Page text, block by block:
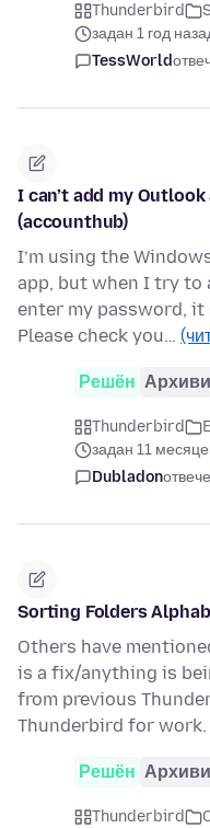
Thunderbird
задан 1 год
TessWorld
I can’t add my
(accounthub)
I’m using the
app, but when I try to
enter my password,
Please check you…
Решён
Thunderbird
задан 11
Dubladon
Sorting Folders
Others have
is a fix/anything is
from previous
Thunderbird for work.
Решён
Thunderbird